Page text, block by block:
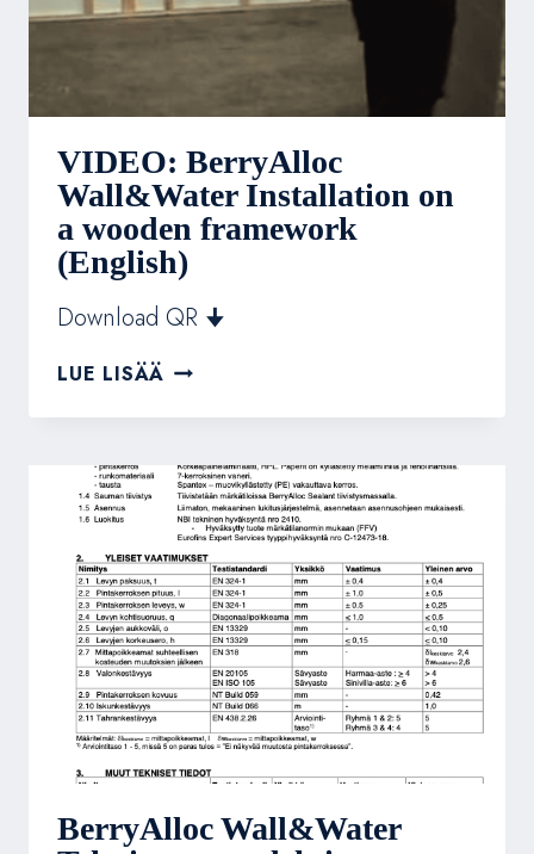
VIDEO: BerryAlloc
Wall&Water Installation on
a wooden framework
(English)
Download QR 🠋
LUE LISÄÄ VIDEO:
WALL&WATER
ON
A
WOODEN
FRAMEWORK
(ENGLISH)
BerryAlloc Wall&Water